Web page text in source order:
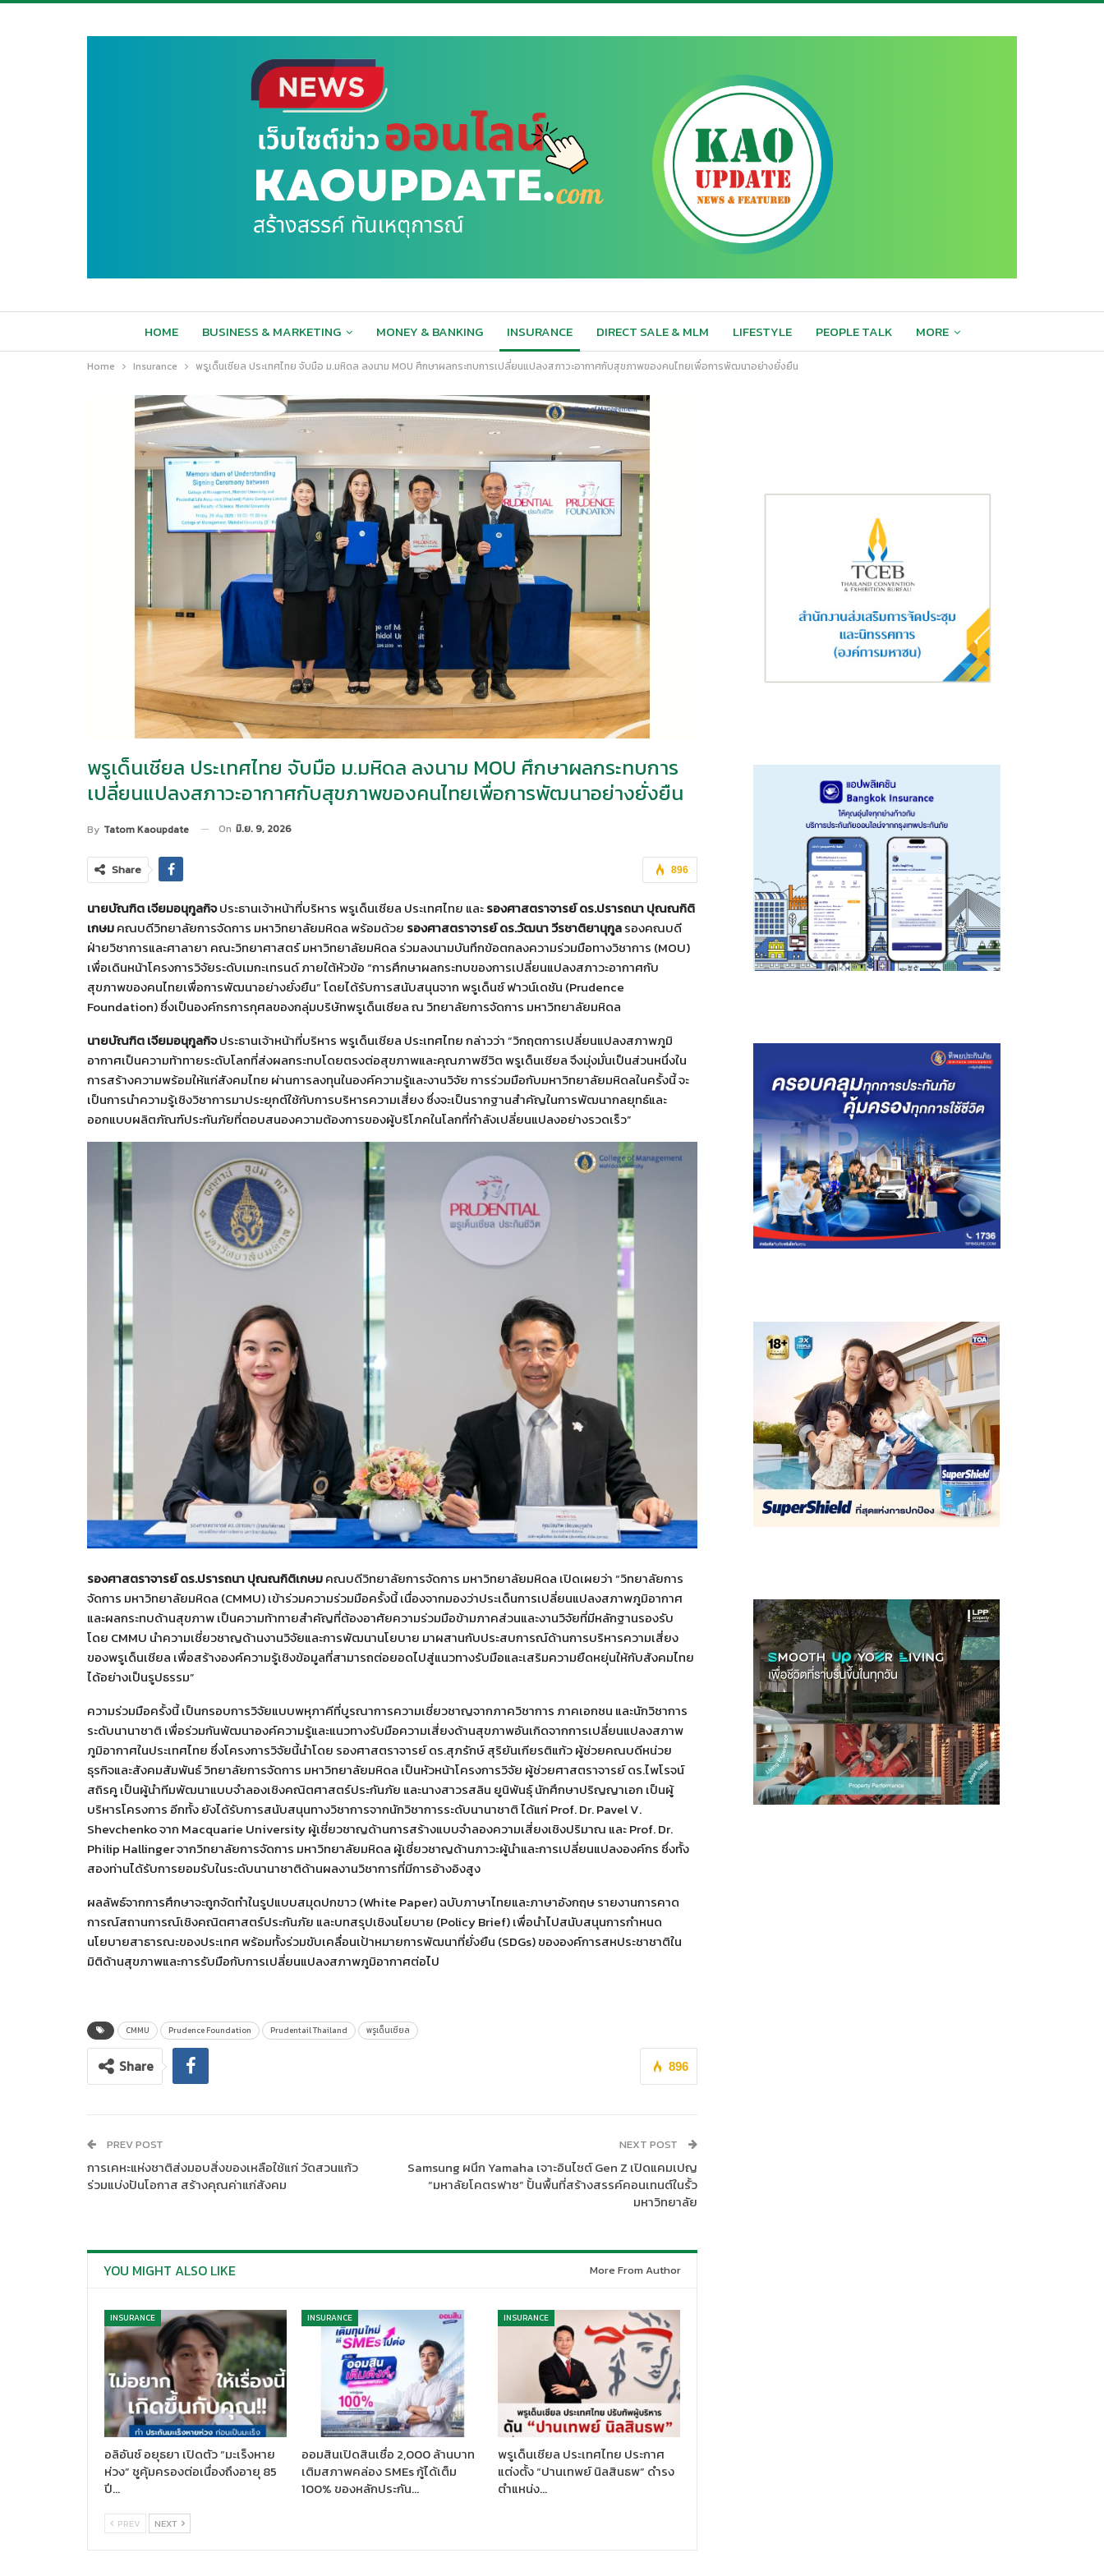
HOME BUSINESS & MARKETING MONEY & BANKING INSURANCE DIRECT SALE & MLM LIFESTYLE PEOPLE TALK MORE
Home Insurance พรูเด็นเชียล ประเทศไทย จับมือ ม.มหิดล ลงนาม MOU ศึกษาผลกระทบการเปลี่ยนแปลงสภาวะอากาศกับสุขภาพของคนไทยเพื่อการพัฒนาอย่างยั่งยืน
พรูเด็นเชียล ประเทศไทย จับมือ ม.มหิดล ลงนาม MOU ศึกษาผลกระทบการ
เปลี่ยนแปลงสภาวะอากาศกับสุขภาพของคนไทยเพื่อการพัฒนาอย่างยั่งยืน
By Tatom Kaoupdate On มิ.ย. 9, 2026
896
Share
นายบัณฑิต เจียมอนุกูลกิจประธานเจ้าหน้าที่บริหาร พรูเด็นเชียล ประเทศไทย และรองศาสตราจารย์ ดร.ปรารถนา ปุณณกิติ
เกษมคณบดีวิทยาลัยการจัดการ มหาวิทยาลัยมหิดล พร้อมด้วย รองศาสตราจารย์ ดร.วัฒนา วีรชาติยานุกูลรองคณบดี
ฝ่ายวิชาการและศาลายา คณะวิทยาศาสตร์ มหาวิทยาลัยมหิดล ร่วมลงนามบันทึกข้อตกลงความร่วมมือทางวิชาการ (MOU)
เพื่อเดินหน้าโครงการวิจัยระดับเมกะเทรนด์ ภายใต้หัวข้อ “การศึกษาผลกระทบของการเปลี่ยนแปลงสภาวะอากาศกับ
สุขภาพของคนไทยเพื่อการพัฒนาอย่างยั่งยืน” โดยได้รับการสนับสนุนจาก พรูเด็นซ์ ฟาวน์เดชัน (Prudence
Foundation) ซึ่งเป็นองค์กรการกุศลของกลุ่มบริษัทพรูเด็นเชียล ณ วิทยาลัยการจัดการ มหาวิทยาลัยมหิดล
นายบัณฑิต เจียมอนุกูลกิจประธานเจ้าหน้าที่บริหาร พรูเด็นเชียล ประเทศไทย กล่าวว่า “วิกฤตการเปลี่ยนแปลงสภาพภูมิ
อากาศเป็นความท้าทายระดับโลกที่ส่งผลกระทบโดยตรงต่อสุขภาพและคุณภาพชีวิต พรูเด็นเชียล จึงมุ่งมั่นเป็นส่วนหนึ่งใน
การสร้างความพร้อมให้แก่สังคมไทย ผ่านการลงทุนในองค์ความรู้และงานวิจัย การร่วมมือกับมหาวิทยาลัยมหิดลในครั้งนี้ จะ
เป็นการนำความรู้เชิงวิชาการมาประยุกต์ใช้กับการบริหารความเสี่ยง ซึ่งจะเป็นรากฐานสำคัญในการพัฒนากลยุทธ์และ
ออกแบบผลิตภัณฑ์ประกันภัยที่ตอบสนองความต้องการของผู้บริโภคในโลกที่กำลังเปลี่ยนแปลงอย่างรวดเร็ว”
รองศาสตราจารย์ ดร.ปรารถนา ปุณณกิติเกษมคณบดีวิทยาลัยการจัดการ มหาวิทยาลัยมหิดล เปิดเผยว่า “วิทยาลัยการ
จัดการ มหาวิทยาลัยมหิดล (CMMU) เข้าร่วมความร่วมมือครั้งนี้ เนื่องจากมองว่าประเด็นการเปลี่ยนแปลงสภาพภูมิอากาศ
และผลกระทบด้านสุขภาพ เป็นความท้าทายสำคัญที่ต้องอาศัยความร่วมมือข้ามภาคส่วนและงานวิจัยที่มีหลักฐานรองรับ
โดย CMMU นำความเชี่ยวชาญด้านงานวิจัยและการพัฒนานโยบาย มาผสานกับประสบการณ์ด้านการบริหารความเสี่ยง
ของพรูเด็นเชียล เพื่อสร้างองค์ความรู้เชิงข้อมูลที่สามารถต่อยอดไปสู่แนวทางรับมือและเสริมความยืดหยุ่นให้กับสังคมไทย
ได้อย่างเป็นรูปธรรม”
ความร่วมมือครั้งนี้ เป็นกรอบการวิจัยแบบพหุภาคีที่บูรณาการความเชี่ยวชาญจากภาควิชาการ ภาคเอกชน และนักวิชาการ
ระดับนานาชาติ เพื่อร่วมกันพัฒนาองค์ความรู้และแนวทางรับมือความเสี่ยงด้านสุขภาพอันเกิดจากการเปลี่ยนแปลงสภาพ
ภูมิอากาศในประเทศไทย ซึ่งโครงการวิจัยนี้นำโดย รองศาสตราจารย์ ดร.สุภรักษ์ สุริยันเกียรติแก้ว ผู้ช่วยคณบดีหน่วย
ธุรกิจและสังคมสัมพันธ์ วิทยาลัยการจัดการ มหาวิทยาลัยมหิดล เป็นหัวหน้าโครงการวิจัย ผู้ช่วยศาสตราจารย์ ดร.ไพโรจน์
สถิรคู เป็นผู้นำทีมพัฒนาแบบจำลองเชิงคณิตศาสตร์ประกันภัย และนางสาวรสลิน ยูนิพันธุ์ นักศึกษาปริญญาเอก เป็นผู้
บริหารโครงการ อีกทั้ง ยังได้รับการสนับสนุนทางวิชาการจากนักวิชาการระดับนานาชาติ ได้แก่ Prof. Dr. Pavel V.
Shevchenko จาก Macquarie University ผู้เชี่ยวชาญด้านการสร้างแบบจำลองความเสี่ยงเชิงปริมาณ และ Prof. Dr.
Philip Hallinger จากวิทยาลัยการจัดการ มหาวิทยาลัยมหิดล ผู้เชี่ยวชาญด้านภาวะผู้นำและการเปลี่ยนแปลงองค์กร ซึ่งทั้ง
สองท่านได้รับการยอมรับในระดับนานาชาติด้านผลงานวิชาการที่มีการอ้างอิงสูง
ผลลัพธ์จากการศึกษาจะถูกจัดทำในรูปแบบสมุดปกขาว (White Paper) ฉบับภาษาไทยและภาษาอังกฤษ รายงานการคาด
การณ์สถานการณ์เชิงคณิตศาสตร์ประกันภัย และบทสรุปเชิงนโยบาย (Policy Brief) เพื่อนำไปสนับสนุนการกำหนด
นโยบายสาธารณะของประเทศ พร้อมทั้งร่วมขับเคลื่อนเป้าหมายการพัฒนาที่ยั่งยืน (SDGs) ขององค์การสหประชาชาติใน
มิติด้านสุขภาพและการรับมือกับการเปลี่ยนแปลงสภาพภูมิอากาศต่อไป
CMMU Prudence Foundation Prudentail Thailand พรูเด็นเชียล
896
Share
PREV POST
การเคหะแห่งชาติส่งมอบสิ่งของเหลือใช้แก่ วัดสวนแก้ว
ร่วมแบ่งปันโอกาส สร้างคุณค่าแก่สังคม
NEXT POST
Samsung ผนึก Yamaha เจาะอินไซต์ Gen Z เปิดแคมเปญ
“มหาลัยโคตรฟาซ” ปั้นพื้นที่สร้างสรรค์คอนเทนต์ในรั้ว
มหาวิทยาลัย
YOU MIGHT ALSO LIKE More From Author
INSURANCE
อลิอันซ์ อยุธยา เปิดตัว “มะเร็งหาย
ห่วง” ชูคุ้มครองต่อเนื่องถึงอายุ 85
ปี…
INSURANCE
ออมสินเปิดสินเชื่อ 2,000 ล้านบาท
เติมสภาพคล่อง SMEs กู้ได้เต็ม
100% ของหลักประกัน…
INSURANCE
พรูเด็นเชียล ประเทศไทย ประกาศ
แต่งตั้ง “ปานเทพย์ นิลสินธพ” ดำรง
ตำแหน่ง…
PREV NEXT